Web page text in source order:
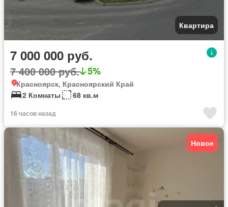
Квартира
7 000 000 руб.
7 400 000 руб. 5%
Красноярск, Красноярский Край
2 Комнаты
68 кв.м
16 часов назад
Новое